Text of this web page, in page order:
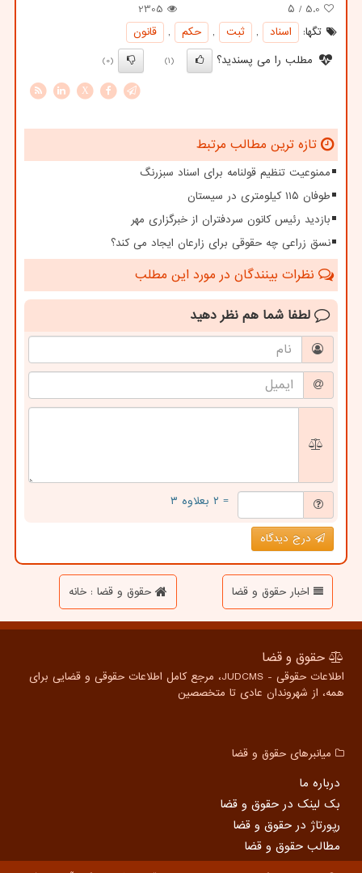
5.0 / ۵
2305
تگها:
اسناد , ثبت , حكم ,
قانون
مطلب را می پسندید؟
(1)
(0)
X
تازه ترین مطالب مرتبط
ممنوعیت تنظیم قولنامه برای اسناد سبزرنگ
طوفان ۱۱۵ کیلومتری در سیستان
بازدید رئیس کانون سردفتران از خبرگزاری مهر
نسق زراعی چه حقوقی برای زارعان ایجاد می کند؟
نظرات بینندگان در مورد این مطلب
لطفا شما هم نظر دهید
= ۲ بعلاوه ۳
درج دیدگاه
اخبار حقوق و قضا حقوق و قضا : خانه
حقوق و قضا
اطلاعات حقوقی - JUDCMS، مرجع کامل اطلاعات حقوقی و قضایی برای
همه، از شهروندان عادی تا متخصصین
میانبرهای حقوق و قضا
درباره ما
بک لینک در حقوق و قضا
رپورتاژ در حقوق و قضا
مطالب حقوق و قضا